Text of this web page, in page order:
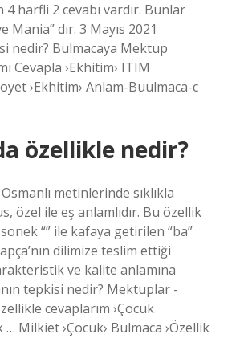
harfli 2 cevabı vardır. Bunlar
Mania” dır. 3 Mayıs 2021
nedir? Bulmacaya Mektup
Cevapla ›Ekhitim› ITIM
›Ekhitim› Anlam-Buulmaca-c
özellikle nedir?
metinlerinde sıklıkla
özel ile eş anlamlıdır. Bu özellik
“” ile kafaya getirilen “ba”
dilimize teslim ettiği
ve kalite anlamına
tepkisi nedir? Mektuplar -
cevaplarım ›Çocuk
… Milkiet ›Çocuk› Bulmaca ›Özellik